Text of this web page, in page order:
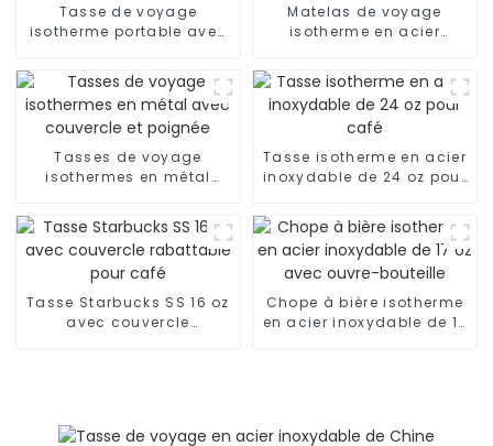
Tasse de voyage
isotherme portable avec
paille
Matelas de voyage
isotherme en acier
Tasses de voyage
isothermes en métal
poignée
Tasse isotherme en acier
inoxydable de 24 oz pour
Tasse Starbucks SS 16 oz
avec couvercle
Chope à bière isotherme
en acier inoxydable de 17